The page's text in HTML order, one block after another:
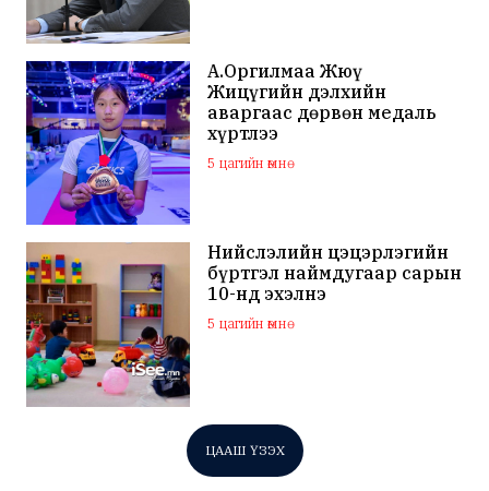
А.Оргилмаа Жюү
Жицүгийн дэлхийн
аваргаас дөрвөн медаль
хүртлээ
5 цагийн өмнө
Нийслэлийн цэцэрлэгийн
бүртгэл наймдугаар сарын
10-нд эхэлнэ
5 цагийн өмнө
ЦААШ ҮЗЭХ